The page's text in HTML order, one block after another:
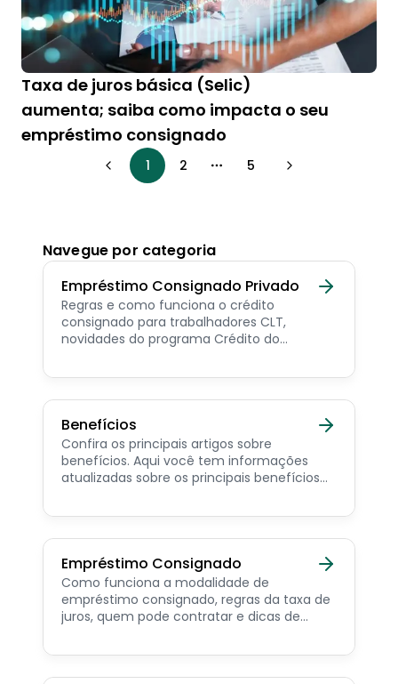
Taxa de juros básica (Selic)
aumenta; saiba como impacta o seu
empréstimo consignado
1 2 More pages
5
Navegue por categoria
Empréstimo Consignado Privado
Regras e como funciona o crédito
consignado para trabalhadores CLT,
novidades do programa Crédito do
consignado privado.
Benefícios
Confira os principais artigos sobre
benefícios. Aqui você tem informações
atualizadas sobre os principais benefícios
pensionista e beneficiários de programas
Empréstimo Consignado
Como funciona a modalidade de
empréstimo consignado, regras da taxa de
juros, quem pode contratar e dicas de